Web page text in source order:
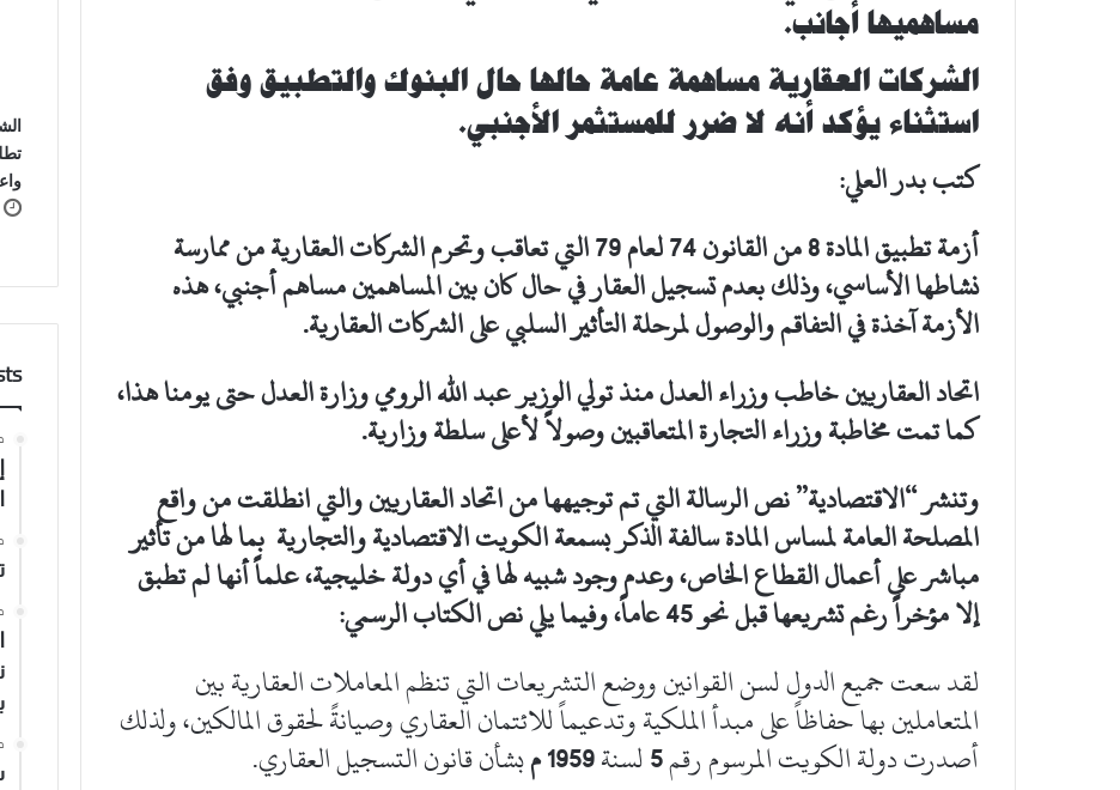
مساهميها أجانب.
الشركات العقارية مساهمة عامة حالها حال البنوك والتطبيق وفق
استثناء يؤكد أنه لا ضرر للمستثمر الأجنبي.
كتب بدر العلي:
أزمة تطبيق المادة 8 من القانون 74 لعام 79 التي تعاقب وتحرم الشركات العقارية من ممارسة
نشاطها الأساسي، وذلك بعدم تسجيل العقار في حال كان بين المساهمين مساهم أجنبي، هذه
الأزمة آخذة في التفاقم والوصول لمرحلة التأثير السلبي على الشركات العقارية.
اتحاد العقاريين خاطب وزراء العدل منذ تولي الوزير عبد الله الرومي وزارة العدل حتى يومنا هذا،
كما تمت مخاطبة وزراء التجارة المتعاقبين وصولاً لأعلى سلطة وزارية.
وتنشر “الاقتصادية” نص الرسالة التي تم توجيهها من اتحاد العقاريين والتي انطلقت من واقع
المصلحة العامة لمساس المادة سالفة الذكر بسمعة الكويت الاقتصادية والتجارية بما لها من تأثير
مباشر على أعمال القطاع الخاص، وعدم وجود شبيه لها في أي دولة خليجية، علماً أنها لم تطبق
إلا مؤخراً رغم تشريعها قبل نحو 45 عاماً، وفيما يلي نص الكتاب الرسمي:
لقد سعت جميع الدول لسن القوانين ووضع التشريعات التي تنظم المعاملات العقارية بين
المتعاملين بها حفاظاً على مبدأ الملكية وتدعيماً للائتمان العقاري وصيانةً لحقوق المالكين، ولذلك
أصدرت دولة الكويت المرسوم رقم5لسنة1959 م بشأن قانون التسجيل العقاري.